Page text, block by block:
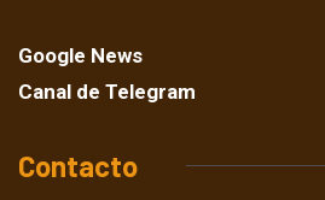
Google News
Canal de Telegram
Contacto